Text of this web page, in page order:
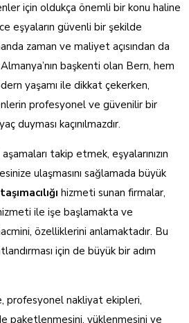
için oldukça önemli bir konu haline
eşyaların güvenli bir şekilde
zaman ve maliyet açısından da
başkenti olan Bern, hem
yaşamı ile dikkat çekerken,
profesyonel ve güvenilir bir
duyması kaçınılmazdır.
takip etmek, eşyalarınızın
ulaşmasını sağlamada büyük
hizmeti sunan firmalar,
ile işe başlamakta ve
özelliklerini anlamaktadır. Bu
için de büyük bir adım
profesyonel nakliyat ekipleri,
paketlenmesini, yüklenmesini ve